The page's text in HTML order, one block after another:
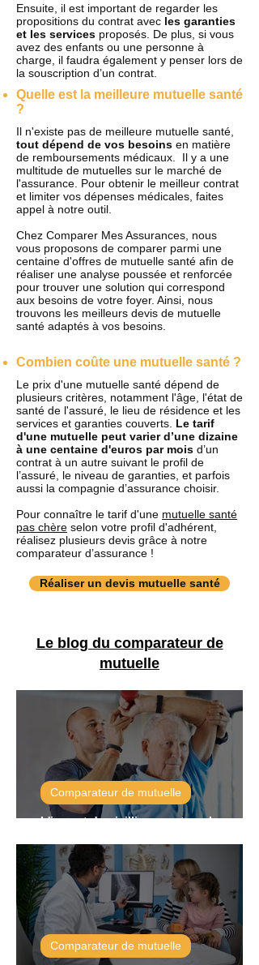
Ensuite, il est important de regarder les
propositions du contrat avec les garanties
et les services proposés. De plus, si vous
avez des enfants ou une personne à
charge, il faudra également y penser lors de
la souscription d’un contrat.
Quelle est la meilleure mutuelle santé
?
Il n'existe pas de meilleure mutuelle santé,
tout dépend de vos besoins en matière
de remboursements médicaux. Il y a une
multitude de mutuelles sur le marché de
l'assurance. Pour obtenir le meilleur contrat
et limiter vos dépenses médicales, faites
appel à notre outil.
Chez Comparer Mes Assurances, nous
vous proposons de comparer parmi une
centaine d'offres de mutuelle santé afin de
réaliser une analyse poussée et renforcée
pour trouver une solution qui correspond
aux besoins de votre foyer. Ainsi, nous
trouvons les meilleurs devis de mutuelle
santé adaptés à vos besoins.
Combien coûte une mutuelle santé ?
Le prix d'une mutuelle santé dépend de
plusieurs critères, notamment l'âge, l'état de
santé de l'assuré, le lieu de résidence et les
services et garanties couverts. Le tarif
d'une mutuelle peut varier d’une dizaine
à une centaine d'euros par mois d’un
contrat à un autre suivant le profil de
l’assuré, le niveau de garanties, et parfois
aussi la compagnie d’assurance choisir.
Pour connaître le tarif d'une mutuelle santé
pas chère selon votre profil d'adhérent,
réalisez plusieurs devis grâce à notre
comparateur d’assurance !
Réaliser un devis mutuelle santé
Le blog du comparateur de
mutuelle
L'impact du vieillissement sur les coûts
Comparateur de mutuelle
Comparateur de mutuelle